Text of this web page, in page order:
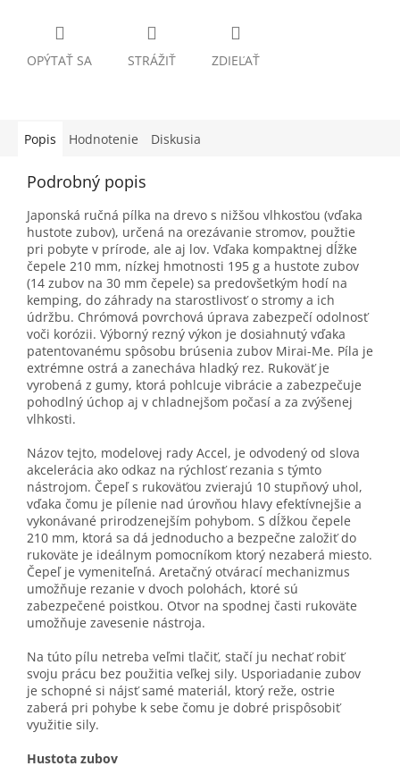
OPÝTAŤ SA STRÁŽIŤ ZDIEĽAŤ
Popis Hodnotenie Diskusia
Podrobný popis
Japonská ručná pílka na drevo s nižšou vlhkosťou (vďaka
hustote zubov), určená na orezávanie stromov, použtie
pri pobyte v prírode, ale aj lov. Vďaka kompaktnej dĺžke
čepele 210 mm, nízkej hmotnosti 195 g a hustote zubov
(14 zubov na 30 mm čepele) sa predovšetkým hodí na
kemping, do záhrady na starostlivosť o stromy a ich
údržbu. Chrómová povrchová úprava zabezpečí odolnosť
voči korózii. Výborný rezný výkon je dosiahnutý vďaka
patentovanému spôsobu brúsenia zubov Mirai-Me. Píla je
extrémne ostrá a zanecháva hladký rez. Rukoväť je
vyrobená z gumy, ktorá pohlcuje vibrácie a zabezpečuje
pohodlný úchop aj v chladnejšom počasí a za zvýšenej
vlhkosti.
Názov tejto, modelovej rady Accel, je odvodený od slova
akcelerácia ako odkaz na rýchlosť rezania s týmto
nástrojom. Čepeľ s rukoväťou zvierajú 10 stupňový uhol,
vďaka čomu je pílenie nad úrovňou hlavy efektívnejšie a
vykonávané prirodzenejším pohybom. S dĺžkou čepele
210 mm, ktorá sa dá jednoducho a bezpečne založiť do
rukoväte je ideálnym pomocníkom ktorý nezaberá miesto.
Čepeľ je vymeniteľná. Aretačný otvárací mechanizmus
umožňuje rezanie v dvoch polohách, ktoré sú
zabezpečené poistkou. Otvor na spodnej časti rukoväte
umožňuje zavesenie nástroja.
Na túto pílu netreba veľmi tlačiť, stačí ju nechať robiť
svoju prácu bez použitia veľkej sily. Usporiadanie zubov
je schopné si nájsť samé materiál, ktorý reže, ostrie
zaberá pri pohybe k sebe čomu je dobré prispôsobiť
využitie sily.
Hustota zubov